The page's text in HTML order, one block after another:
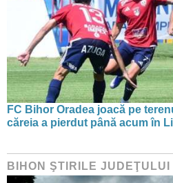
FC Bihor Oradea joacă pe
căreia a pierdut până acum în
BIHON ŞTIRILE JUDEŢULUI